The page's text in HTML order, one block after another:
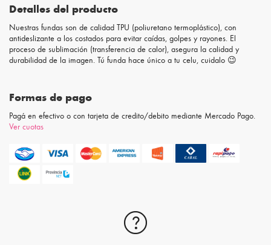
Detalles del producto
Nuestras fundas son de calidad TPU (poliuretano termoplástico), con
antideslizante a los costados para evitar caídas, golpes y rayones. El
proceso de sublimación (transferencia de calor), asegura la calidad y
durabilidad de la imagen. Tú funda hace único a tu celu, cuidalo 😉
Formas de pago
Pagá en efectivo o con tarjeta de credito/debito mediante Mercado Pago.
Ver cuotas